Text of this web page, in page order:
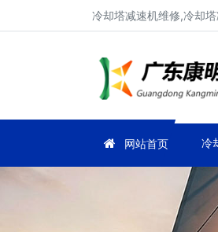
冷却塔减速机维修,冷却
网站首页 冷